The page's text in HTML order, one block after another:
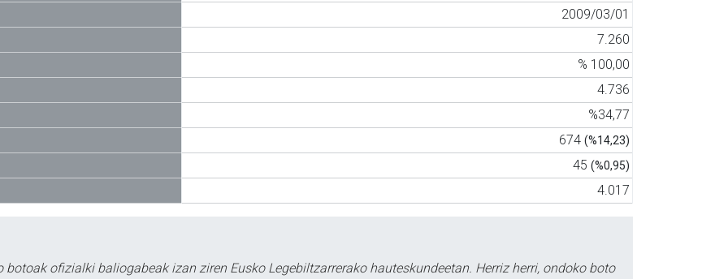
2009/03/01
7.260
% 100,00
4.736
%34,77
674 (%14,23)
45 (%0,95)
4.017
ofizialki baliogabeak izan ziren Eusko Legebiltzarrerako hauteskundeetan. Herriz herri, ondoko boto